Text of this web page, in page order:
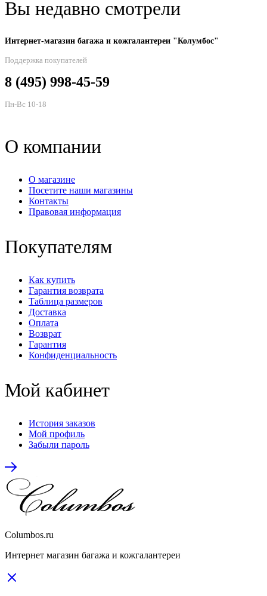
Вы недавно смотрели
Интернет-магазин багажа и кожгалантереи "Колумбос"
Поддержка покупателей
8 (495) 998-45-59
Пн-Вс 10-18
О компании
О магазине
Посетите наши магазины
Контакты
Правовая информация
Покупателям
Как купить
Гарантия возврата
Таблица размеров
Доставка
Оплата
Возврат
Гарантия
Конфиденциальность
Мой кабинет
История заказов
Мой профиль
Забыли пароль
Columbos.ru
Интернет магазин багажа и кожгалантереи